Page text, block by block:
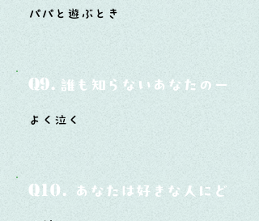
パパと遊ぶとき
Q9. 誰も知らないあなたの一面は
よく泣く
Q10. あなたは好きな人にどう